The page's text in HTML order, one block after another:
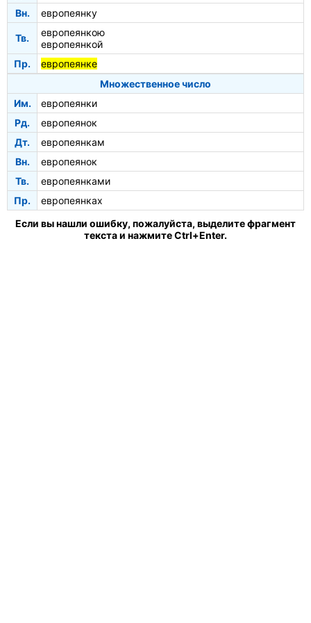
Вн.
европеянку
Тв.
европеянкою
европеянкой
Пр.
европеянке
Множественное число
Им.
европеянки
Рд.
европеянок
Дт.
европеянкам
Вн.
европеянок
Тв.
европеянками
Пр.
европеянках
Если вы нашли ошибку, пожалуйста, выделите фрагмент
текста и нажмите Ctrl+Enter.